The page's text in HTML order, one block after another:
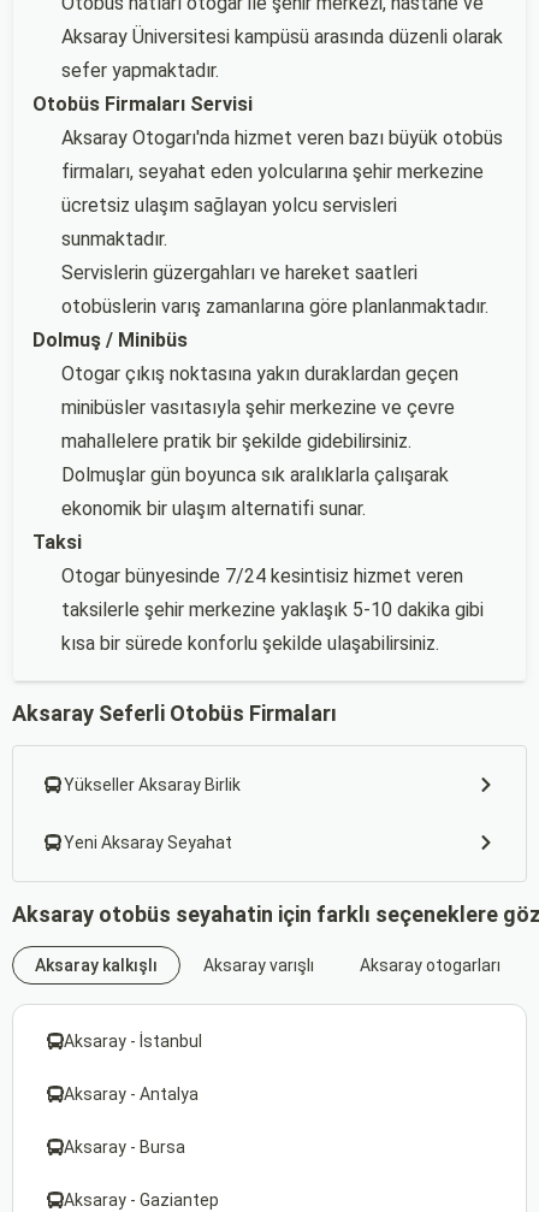
Aksaray Üniversitesi kampüsü arasında düzenli olarak
sefer yapmaktadır.
Otobüs Firmaları Servisi
Aksaray Otogarı'nda hizmet veren bazı büyük otobüs
firmaları, seyahat eden yolcularına şehir merkezine
ücretsiz ulaşım sağlayan yolcu servisleri
sunmaktadır.
Servislerin güzergahları ve hareket saatleri
otobüslerin varış zamanlarına göre planlanmaktadır.
Dolmuş / Minibüs
Otogar çıkış noktasına yakın duraklardan geçen
minibüsler vasıtasıyla şehir merkezine ve çevre
mahallelere pratik bir şekilde gidebilirsiniz.
Dolmuşlar gün boyunca sık aralıklarla çalışarak
ekonomik bir ulaşım alternatifi sunar.
Taksi
Otogar bünyesinde 7/24 kesintisiz hizmet veren
taksilerle şehir merkezine yaklaşık 5-10 dakika gibi
kısa bir sürede konforlu şekilde ulaşabilirsiniz.
Aksaray Seferli Otobüs Firmaları
Yükseller Aksaray Birlik
Yeni Aksaray Seyahat
Aksaray otobüs seyahatin için farklı seçeneklere
Aksaray kalkışlı Aksaray varışlı Aksaray otogarları
Aksaray - İstanbul
Aksaray - Antalya
Aksaray - Bursa
Aksaray - Gaziantep